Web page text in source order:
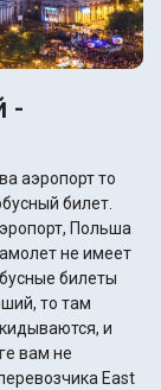
-
аэропорт то
билет.
Польша
не имеет
билеты
и
вам не
East